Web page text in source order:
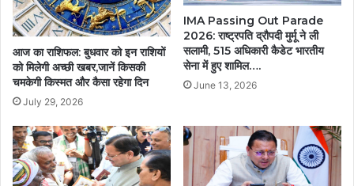
आज का राशिफल: बुधवार को इन राशियों
को मिलेगी अच्छी खबर,जानें किसकी
चमकेगी किस्मत और कैसा रहेगा दिन
July 29, 2026
IMA Passing Out Parade
2026: राष्ट्रपति द्रौपदी मुर्मू ने ली
सलामी, 515 अधिकारी कैडेट भारतीय
सेना में हुए शामिल….
June 13, 2026